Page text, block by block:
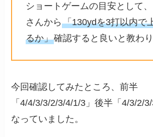
ショートゲームの目安として
さんから「130ydを3打以内で
るか」確認すると良いと教わり
今回確認してみたところ、前半
「4/4/3/3/2/3/4/1/3」後半「4/3/2/
なっていました。